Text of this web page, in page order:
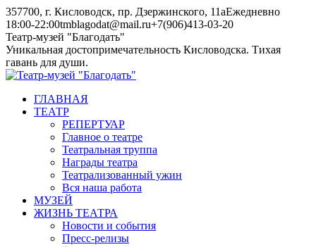
Skip
to
content
357700, г. Кисловодск, пр. Дзержинского, 11аЕжедневно
18:00-22:00tmblagodat@mail.ru+7(906)413-03-20
Instagram
page
opens
in
window
Telegram
page
opens
in
window
Театр-музей "Благодать"
Уникальная достопримечательность Кисловодска. Тихая
гавань для души.
ГЛАВНАЯ
ТЕАТР
РЕПЕРТУАР
Главное о театре
Театральная труппа
Награды театра
Театрализованный ужин
Вся наша работа
МУЗЕЙ
ЖИЗНЬ ТЕАТРА
Новости и события
Пресс-релизы